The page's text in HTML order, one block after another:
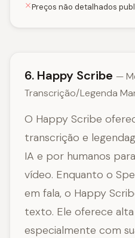
Preços não detalhados
6. Happy Scribe —
Transcrição/Legenda
O Happy Scribe
transcrição e
IA e por humanos
vídeo. Enquanto o
em fala, o Happy
texto. Ele oferece
especialmente com